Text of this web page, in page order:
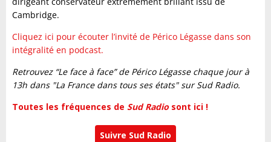
Cambridge.
Cliquez ici pour écouter l’invité de Périco Légasse dans son
intégralité en podcast.
Retrouvez “Le face à face” de Périco Légasse chaque jour à
13h dans "La France dans tous ses états" sur Sud Radio.
Toutes les fréquences de Sud Radio sont ici !
Suivre Sud Radio